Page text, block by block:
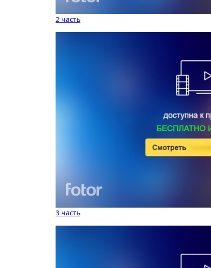
2 часть
3 часть